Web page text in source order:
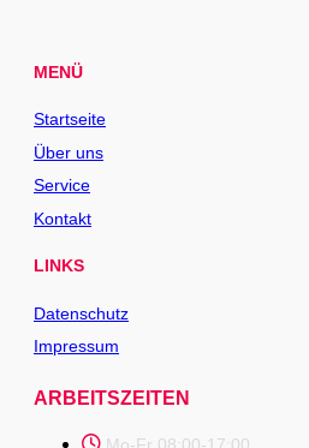
MENÜ
Startseite
Über uns
Service
Kontakt
LINKS
Datenschutz
Impressum
ARBEITSZEITEN
Mo-Fr 08:00-17:00